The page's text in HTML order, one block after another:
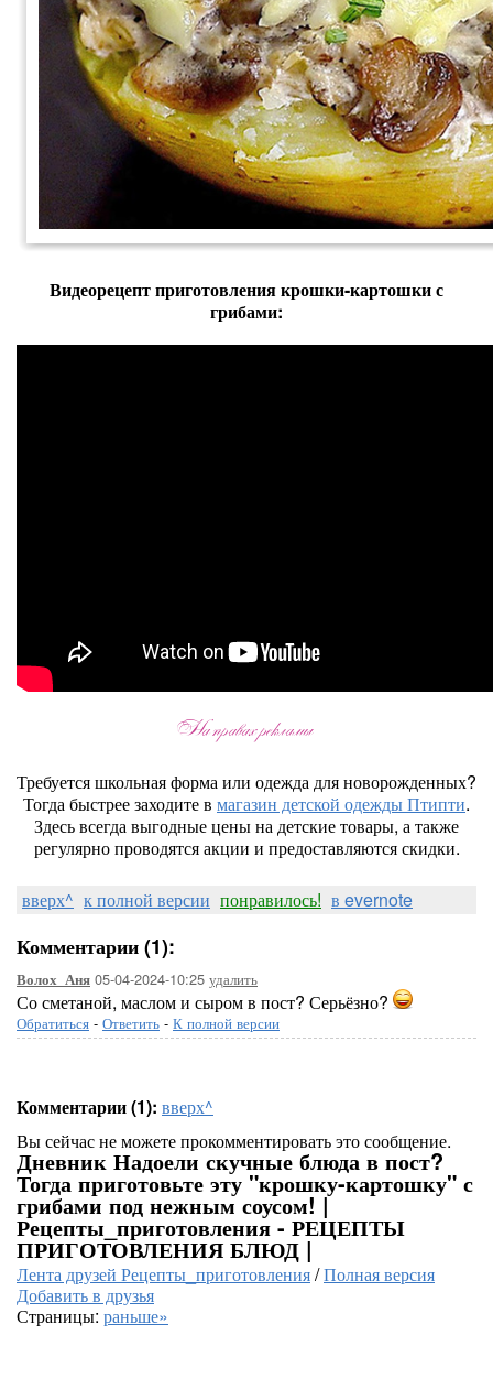
Видеорецепт приготовления крошки-картошки с
грибами:
Требуется школьная форма или одежда для новорожденных?
Тогда быстрее заходите в магазин детской одежды Птипти.
Здесь всегда выгодные цены на детские товары, а также
регулярно проводятся акции и предоставляются скидки.
вверх^ к полной версии понравилось! в evernote
Комментарии (1):
Волох_Аня 05-04-2024-10:25 удалить
Со сметаной, маслом и сыром в пост? Серьёзно?
Обратиться - Ответить - К полной версии
Комментарии (1): вверх^
Вы сейчас не можете прокомментировать это сообщение.
Дневник Надоели скучные блюда в пост?
Тогда приготовьте эту "крошку-картошку" с
грибами под нежным соусом! |
Рецепты_приготовления - РЕЦЕПТЫ
ПРИГОТОВЛЕНИЯ БЛЮД |
Лента друзей Рецепты_приготовления/Полная версия
Добавить в друзья
Страницы: раньше»